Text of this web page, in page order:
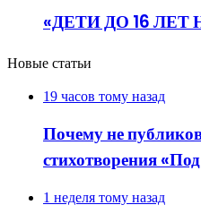
«ДЕТИ ДО 16
Новые статьи
19 часов тому назад
Почему не
стихотворения
1 неделя тому назад